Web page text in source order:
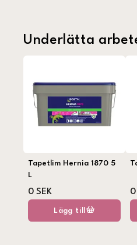
Underlätta
Tapetlim Hernia 1870 5
L
0 SEK
Lägg till
0